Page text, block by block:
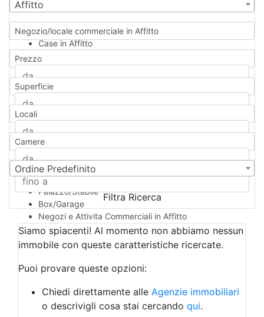
Affitto
Negozio/locale commerciale in Affitto
Case in Affitto
Qualsiasi
Appartamento
Casa indipendente
Casa Semi-indipendente
Attico/Mansarda
Rustico/Casale
Camera d'Albergo
Multiproprietà
Palazzo/Stabile
Box/Garage
Negozi e Attivita Commerciali in Affitto
Qualsiasi
Attività/Licenza Commerciale
Azienda Agricola
Bar/Ristorante
Albergo
Laboratorio Artigianale
Negozio/locale commerciale
Prezzo
Superficie
Locali
Camere
Ordine Predefinito
Filtra Ricerca
Siamo spiacenti! Al momento non abbiamo nessun
immobile con queste caratteristiche ricercate.
Puoi provare queste opzioni:
Chiedi direttamente alle Agenzie immobiliari
o descrivigli cosa stai cercando qui.